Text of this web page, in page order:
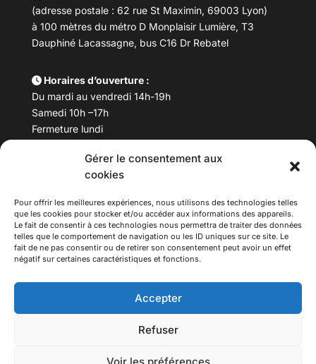
Gérer le consentement aux
cookies
Pour offrir les meilleures expériences, nous utilisons des technologies telles
que les cookies pour stocker et/ou accéder aux informations des appareils.
Le fait de consentir à ces technologies nous permettra de traiter des données
telles que le comportement de navigation ou les ID uniques sur ce site. Le
fait de ne pas consentir ou de retirer son consentement peut avoir un effet
négatif sur certaines caractéristiques et fonctions.
Accepter
Refuser
Voir les préférences
(adresse postale : 62 rue St Maximin, 69003 Lyon)
à 100 mètres du métro D Monplaisir Lumière, T3
Dauphiné Lacassagne, bus C16 Dr Rebatel
Horaires d’ouverture :
Du mardi au vendredi 14h-19h
Samedi 10h –17h
Fermeture lundi
Téléphone : 04 78 53 06 40
maisondesculturesasiatiques@asiexpo.com